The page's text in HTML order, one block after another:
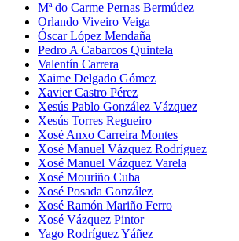
Mª do Carme Pernas Bermúdez
Orlando Viveiro Veiga
Óscar López Mendaña
Pedro A Cabarcos Quintela
Valentín Carrera
Xaime Delgado Gómez
Xavier Castro Pérez
Xesús Pablo González Vázquez
Xesús Torres Regueiro
Xosé Anxo Carreira Montes
Xosé Manuel Vázquez Rodríguez
Xosé Manuel Vázquez Varela
Xosé Mouriño Cuba
Xosé Posada González
Xosé Ramón Mariño Ferro
Xosé Vázquez Pintor
Yago Rodríguez Yáñez